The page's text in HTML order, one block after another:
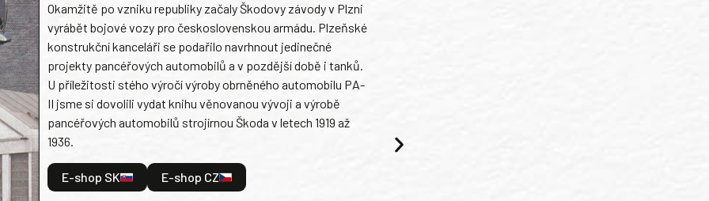
Okamžitě po vzniku republiky začaly Škodovy závody v Plzni
vyrábět bojové vozy pro československou armádu. Plzeňské
konstrukční kanceláři se podařilo navrhnout jedinečné
projekty pancéřových automobilů a v pozdější době i tanků.
U příležitosti stého výročí výroby obrněného automobilu PA-
II jsme si dovolili vydat knihu věnovanou vývoji a výrobě
pancéřových automobilů strojírnou Škoda v letech 1919 až
1936.
E-shop SK E-shop CZ